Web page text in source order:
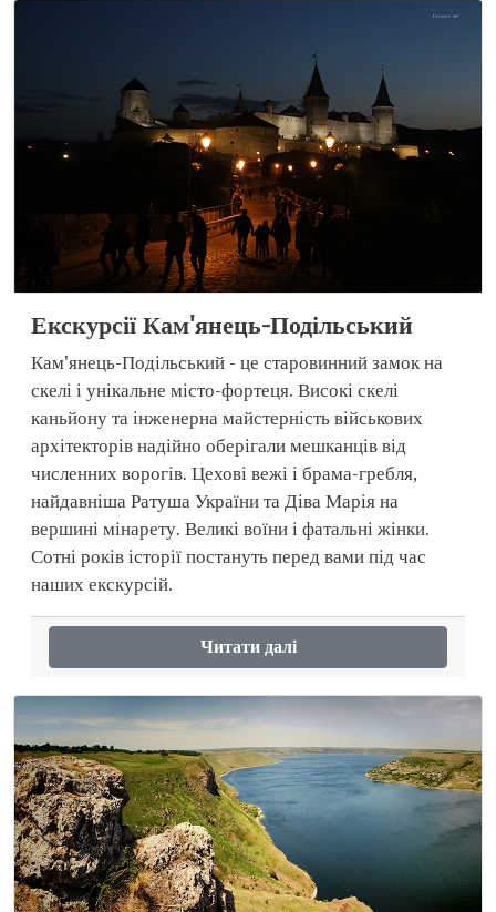
Екскурсії Кам'янець-Подільський
Кам'янець-Подільський - це старовинний замок на
скелі і унікальне місто-фортеця. Високі скелі
каньйону та інженерна майстерність військових
архітекторів надійно оберігали мешканців від
численних ворогів. Цехові вежі і брама-гребля,
найдавніша Ратуша України та Діва Марія на
вершині мінарету. Великі воїни і фатальні жінки.
Сотні років історії постануть перед вами під час
наших екскурсій.
Читати далі